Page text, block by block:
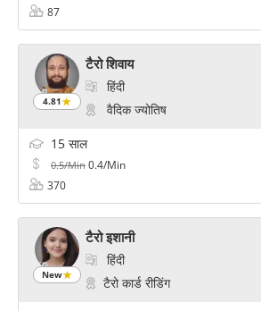
87
4.81
टैरो शिवाय
हिंदी
वैदिक ज्योतिष
15 साल
0.5/Min 0.4/Min
370
New
टैरो इशानी
हिंदी
टैरो कार्ड रीडिंग